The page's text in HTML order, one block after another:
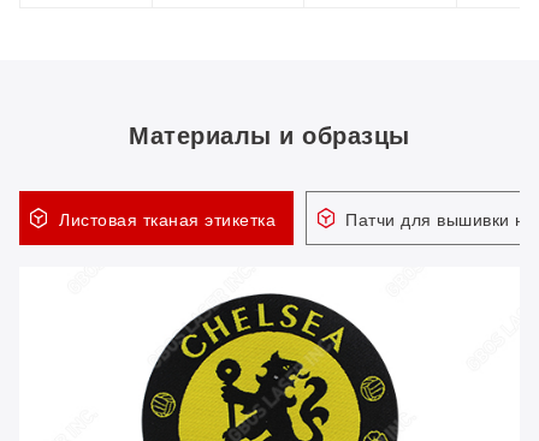
Материалы и образцы
Листовая тканая этикетка Патчи для вышивки на